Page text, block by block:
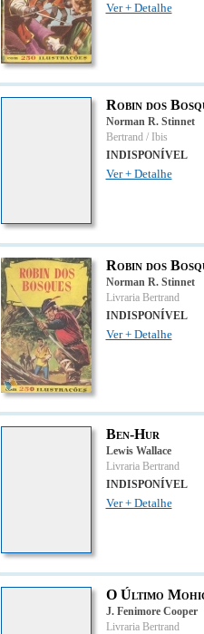
Ver + Detalhe
Robin dos
Norman R. Stinnet
Bertrand / Ibis
INDISPONÍVEL
Ver + Detalhe
Robin dos
Norman R. Stinnet
Livraria Bertrand
INDISPONÍVEL
Ver + Detalhe
Ben-Hur
Lewis Wallace
Livraria Bertrand
INDISPONÍVEL
Ver + Detalhe
O Último
J. Fenimore Cooper
Livraria Bertrand